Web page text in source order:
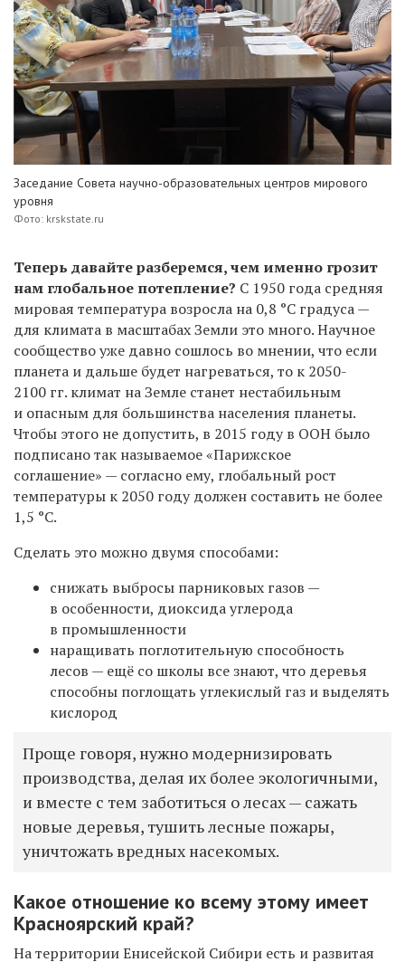
Заседание Совета научно-образовательных центров мирового
уровня
Фото: krskstate.ru
Теперь давайте разберемся, чем именно грозит
нам глобальное потепление? С 1950 года средняя
мировая температура возросла на 0,8 °C градуса —
для климата в масштабах Земли это много. Научное
сообщество уже давно сошлось во мнении, что если
планета и дальше будет нагреваться, то к 2050-
2100 гг. климат на Земле станет нестабильным
и опасным для большинства населения планеты.
Чтобы этого не допустить, в 2015 году в ООН было
подписано так называемое «Парижское
соглашение» — согласно ему, глобальный рост
температуры к 2050 году должен составить не более
1,5 °C.
Сделать это можно двумя способами:
снижать выбросы парниковых газов —
в особенности, диоксида углерода
в промышленности
наращивать поглотительную способность
лесов — ещё со школы все знают, что деревья
способны поглощать углекислый газ и выделять
кислород
Проще говоря, нужно модернизировать
производства, делая их более экологичными,
и вместе с тем заботиться о лесах — сажать
новые деревья, тушить лесные пожары,
уничтожать вредных насекомых.
Какое отношение ко всему этому имеет
Красноярский край?
На территории Енисейской Сибири есть и развитая